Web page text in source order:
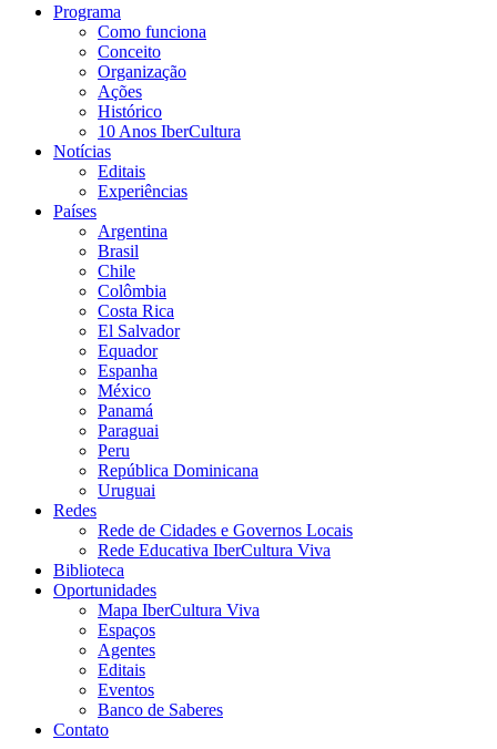
Programa
Como funciona
Conceito
Organização
Ações
Histórico
10 Anos IberCultura
Notícias
Editais
Experiências
Países
Argentina
Brasil
Chile
Colômbia
Costa Rica
El Salvador
Equador
Espanha
México
Panamá
Paraguai
Peru
República Dominicana
Uruguai
Redes
Rede de Cidades e Governos Locais
Rede Educativa IberCultura Viva
Biblioteca
Oportunidades
Mapa IberCultura Viva
Espaços
Agentes
Editais
Eventos
Banco de Saberes
Contato